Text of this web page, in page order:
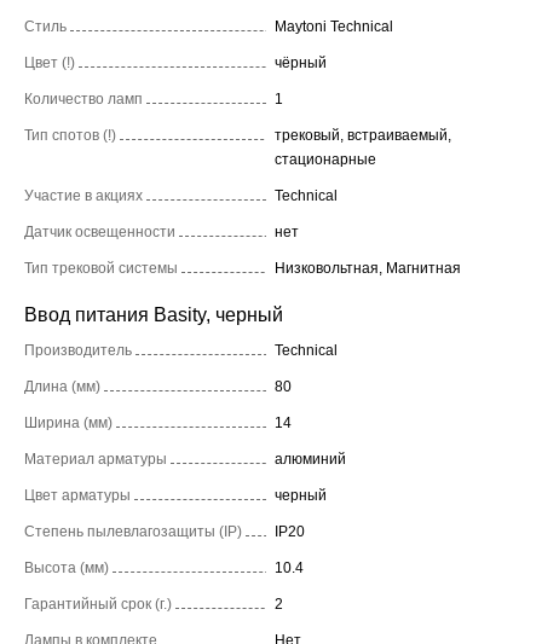
Стиль Maytoni Technical
Цвет (!) чёрный
Количество ламп 1
Тип спотов (!)
трековый, встраиваемый,
стационарные
Участие в акциях Technical
Датчик освещенности нет
Тип трековой системы Низковольтная, Магнитная
Ввод питания Basity, черный
Производитель Technical
Длина (мм) 80
Ширина (мм) 14
Материал арматуры алюминий
Цвет арматуры черный
Степень пылевлагозащиты (IP) IP20
Высота (мм) 10.4
Гарантийный срок (г.) 2
Лампы в комплекте Нет